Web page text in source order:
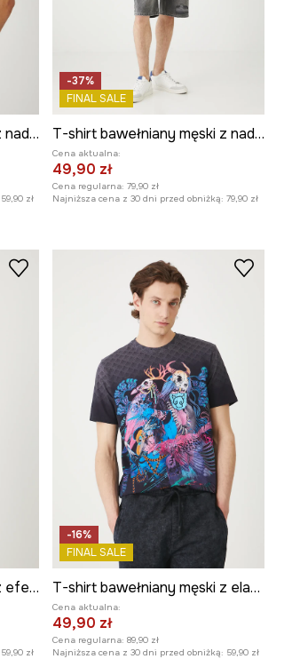
T-shirt bawełniany męski z nadrukami
59,90 zł
-37%
FINAL SALE
T-shirt bawełniany męski z nadrukiem kolor fioletowy
Cena aktualna:
49,90 zł
Cena regularna: 79,90 zł
Najniższa cena z 30 dni przed obniżką: 79,90 zł
T-shirt bawełniany męski z efektem sprania kolor pomarańczowy
59,90 zł
-16%
FINAL SALE
T-shirt bawełniany męski z elastanem wzorzysty kolor multicolor
Cena aktualna:
49,90 zł
Cena regularna: 89,90 zł
Najniższa cena z 30 dni przed obniżką: 59,90 zł